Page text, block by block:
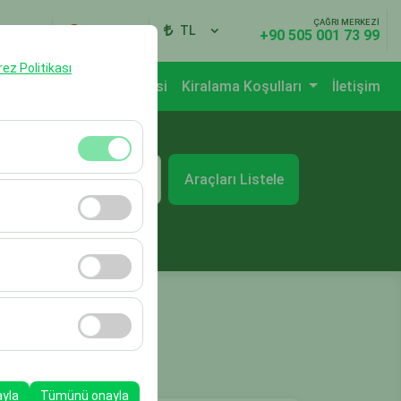
Politikası
Devre dışı
analiz
için kullanılır.
Tümünü onayla
TL
ÇAĞRI MERKEZİ
+90 505 001 73 99
Araç Listesi Kiralama Koşulları İletişim
09:00 Araçları Listele